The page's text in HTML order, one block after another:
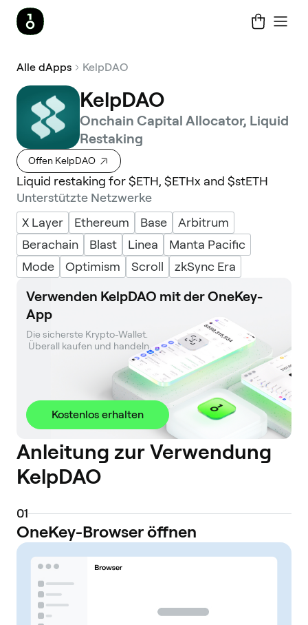
Alle dApps KelpDAO
KelpDAO
Onchain Capital Allocator, Liquid
Restaking
Offen KelpDAO
Liquid restaking for $ETH, $ETHx and $stETH
Unterstützte Netzwerke
X Layer
Ethereum Base
Arbitrum
Berachain
Blast Linea
Manta Pacific
Mode
Optimism Scroll zkSync Era
Verwenden KelpDAO mit der OneKey-
App
Die sicherste Krypto-Wallet.
Überall kaufen und handeln.
Kostenlos erhalten
Anleitung zur Verwendung
KelpDAO
01
OneKey-Browser öffnen